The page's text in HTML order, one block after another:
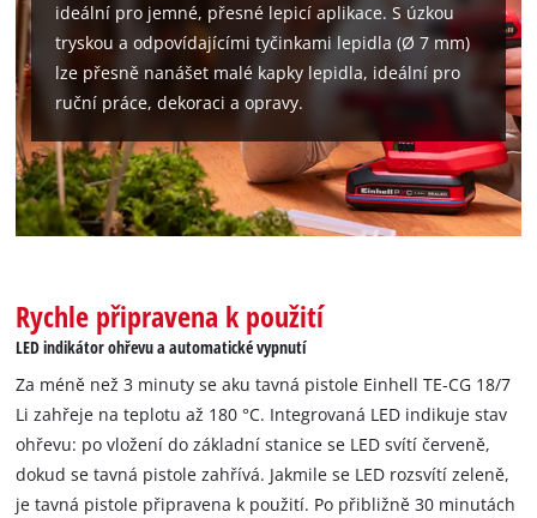
visitor. The website owner needs to setup
the site with their CMP to add this content
to the list of technologies used.
Powered byUsercentrics Consent
ideální pro jemné, přesné lepicí aplikace. S úzkou
tryskou a odpovídajícími tyčinkami lepidla (Ø 7 mm)
lze přesně nanášet malé kapky lepidla, ideální pro
ruční práce, dekoraci a opravy.
Rychle připravena k použití
LED indikátor ohřevu a automatické vypnutí
Za méně než 3 minuty se aku tavná pistole Einhell TE-CG 18/7
Li zahřeje na teplotu až 180 °C. Integrovaná LED indikuje stav
ohřevu: po vložení do základní stanice se LED svítí červeně,
dokud se tavná pistole zahřívá. Jakmile se LED rozsvítí zeleně,
je tavná pistole připravena k použití. Po přibližně 30 minutách